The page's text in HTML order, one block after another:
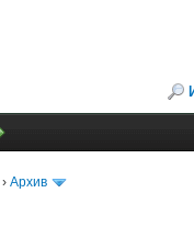
› Архив